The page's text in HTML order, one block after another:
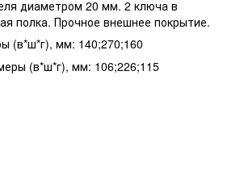
диаметром 20 мм. 2 ключа в
полка. Прочное внешнее покрытие.
(в*ш*г), мм: 140;270;160
(в*ш*г), мм: 106;226;115